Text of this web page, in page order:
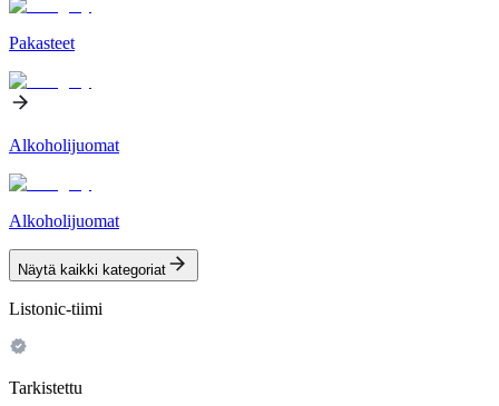
Pakasteet
Alkoholijuomat
Alkoholijuomat
Näytä kaikki kategoriat
Listonic-tiimi
Tarkistettu